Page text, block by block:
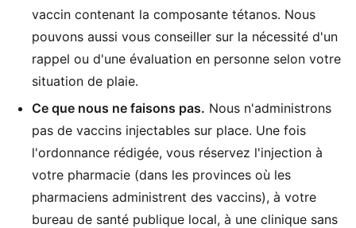
vaccin contenant la composante tétanos. Nous
pouvons aussi vous conseiller sur la nécessité d'un
rappel ou d'une évaluation en personne selon votre
situation de plaie.
Ce que nous ne faisons pas. Nous n'administrons
pas de vaccins injectables sur place. Une fois
l'ordonnance rédigée, vous réservez l'injection à
votre pharmacie (dans les provinces où les
pharmaciens administrent des vaccins), à votre
bureau de santé publique local, à une clinique sans